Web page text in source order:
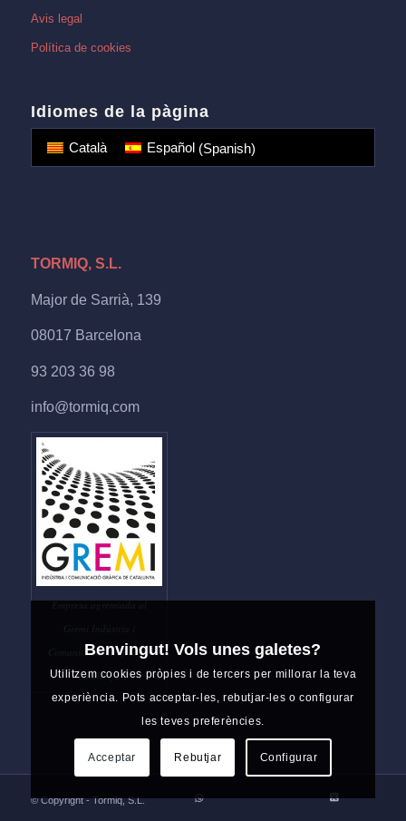
Avis legal
Política de cookies
Idiomes de la pàgina
Català Español (Spanish)
TORMIQ, S.L.
Major de Sarrià, 139
08017 Barcelona
93 203 36 98
info@tormiq.com
Empresa agremiada al
Comunicació Gràfica de
Catalunya
© Copyright - Tormiq, S.L.
Benvingut! Vols unes galetes?
Utilitzem cookies pròpies i de tercers per millorar la teva
experiència. Pots acceptar-les, rebutjar-les o configurar
les teves preferències.
Acceptar Rebutjar Configurar